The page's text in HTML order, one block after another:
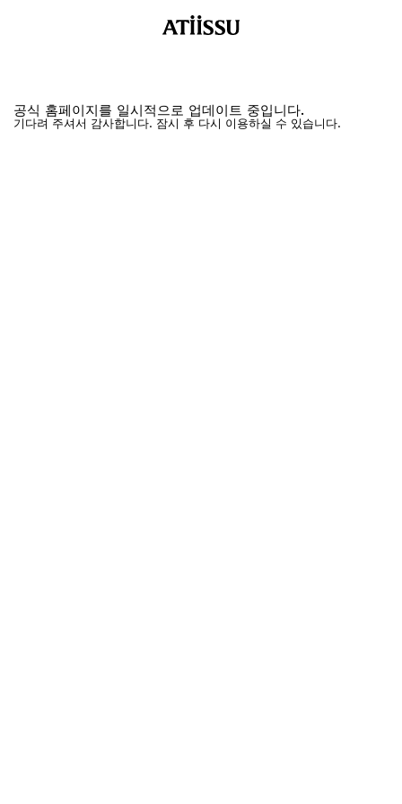
공식 홈페이지를 일시적으로 업데이트 중입니다.
기다려 주셔서 감사합니다. 잠시 후 다시 이용하실 수 있습니다.